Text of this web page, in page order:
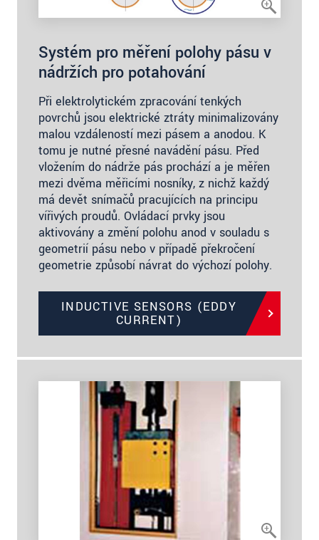
Systém pro měření polohy pásu v
nádržích pro potahování
Při elektrolytickém zpracování tenkých
povrchů jsou elektrické ztráty minimalizovány
malou vzdáleností mezi pásem a anodou. K
tomu je nutné přesné navádění pásu. Před
vložením do nádrže pás prochází a je měřen
mezi dvěma měřicími nosníky, z nichž každý
má devět snímačů pracujících na principu
vířivých proudů. Ovládací prvky jsou
aktivovány a změní polohu anod v souladu s
geometrií pásu nebo v případě překročení
geometrie způsobí návrat do výchozí polohy.
INDUCTIVE SENSORS (EDDY
CURRENT)